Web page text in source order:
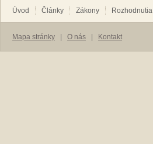
Úvod Články Zákony Rozhodnutia
Mapa stránky O nás Kontakt